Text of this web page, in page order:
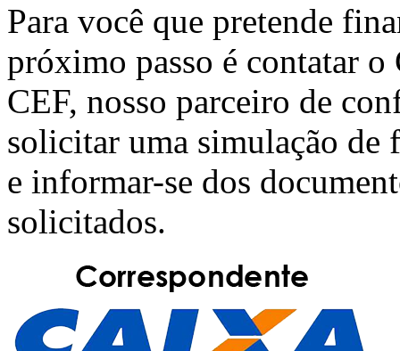
Para você que pretende
próximo passo é contatar o
CEF, nosso parceiro de
solicitar uma simulação de
e informar-se dos
solicitados.